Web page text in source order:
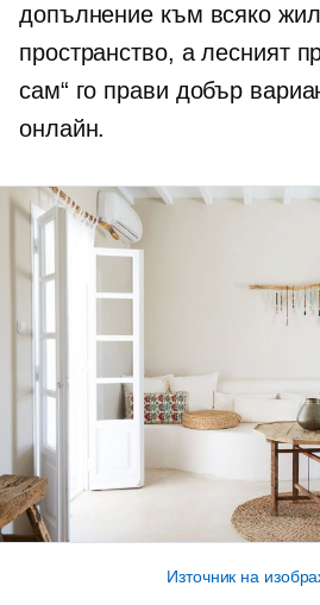
допълнение към всяко
пространство, а лесният
сам“ го прави добър
онлайн.
Източник на